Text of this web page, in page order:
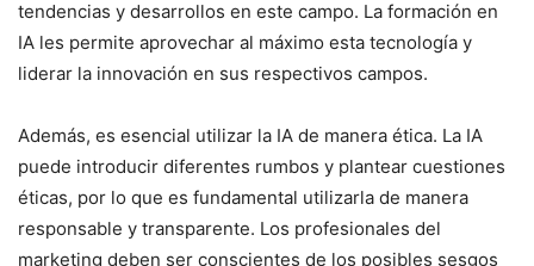
tendencias y desarrollos en este campo. La formación en
IA les permite aprovechar al máximo esta tecnología y
liderar la innovación en sus respectivos campos.
Además, es esencial utilizar la IA de manera ética. La IA
puede introducir diferentes rumbos y plantear cuestiones
éticas, por lo que es fundamental utilizarla de manera
responsable y transparente. Los profesionales del
marketing deben ser conscientes de los posibles sesgos